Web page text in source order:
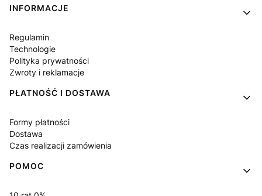
INFORMACJE
Regulamin
Technologie
Polityka prywatności
Zwroty i reklamacje
PŁATNOŚĆ I DOSTAWA
Formy płatności
Dostawa
Czas realizacji zamówienia
POMOC